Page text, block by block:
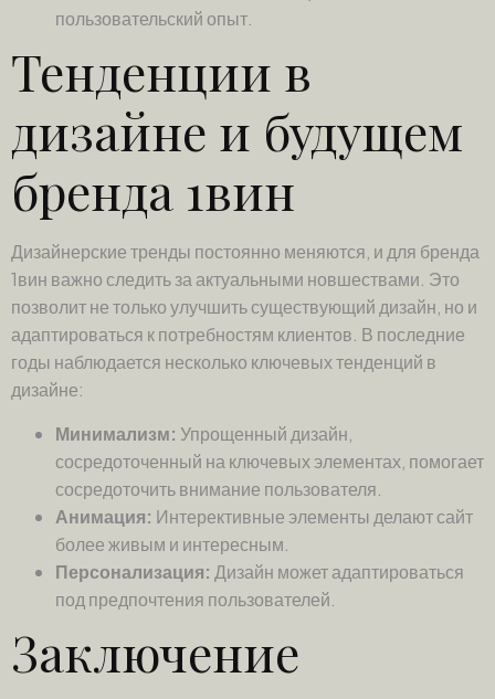
пользовательский опыт.
Тенденции в
дизайне и будущем
бренда 1вин
Дизайнерские тренды постоянно меняются, и для бренда
1вин важно следить за актуальными новшествами. Это
позволит не только улучшить существующий дизайн, но и
адаптироваться к потребностям клиентов. В последние
годы наблюдается несколько ключевых тенденций в
дизайне:
Минимализм: Упрощенный дизайн,
сосредоточенный на ключевых элементах, помогает
сосредоточить внимание пользователя.
Анимация: Интерективные элементы делают сайт
более живым и интересным.
Персонализация: Дизайн может адаптироваться
под предпочтения пользователей.
Заключение